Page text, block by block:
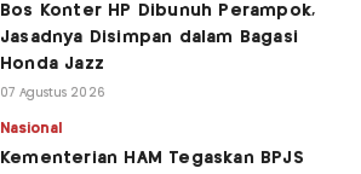
Bos Konter HP Dibunuh Perampok,
Jasadnya Disimpan dalam Bagasi
Honda Jazz
07 Agustus 2026
Nasional
Kementerian HAM Tegaskan BPJS